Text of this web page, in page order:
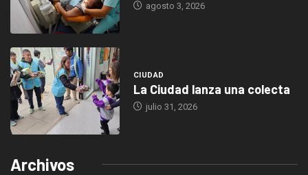
agosto 3, 2026
CIUDAD
La Ciudad lanza una colecta
julio 31, 2026
Archivos